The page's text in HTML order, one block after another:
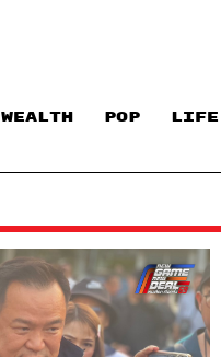
WEALTH POP LIFE